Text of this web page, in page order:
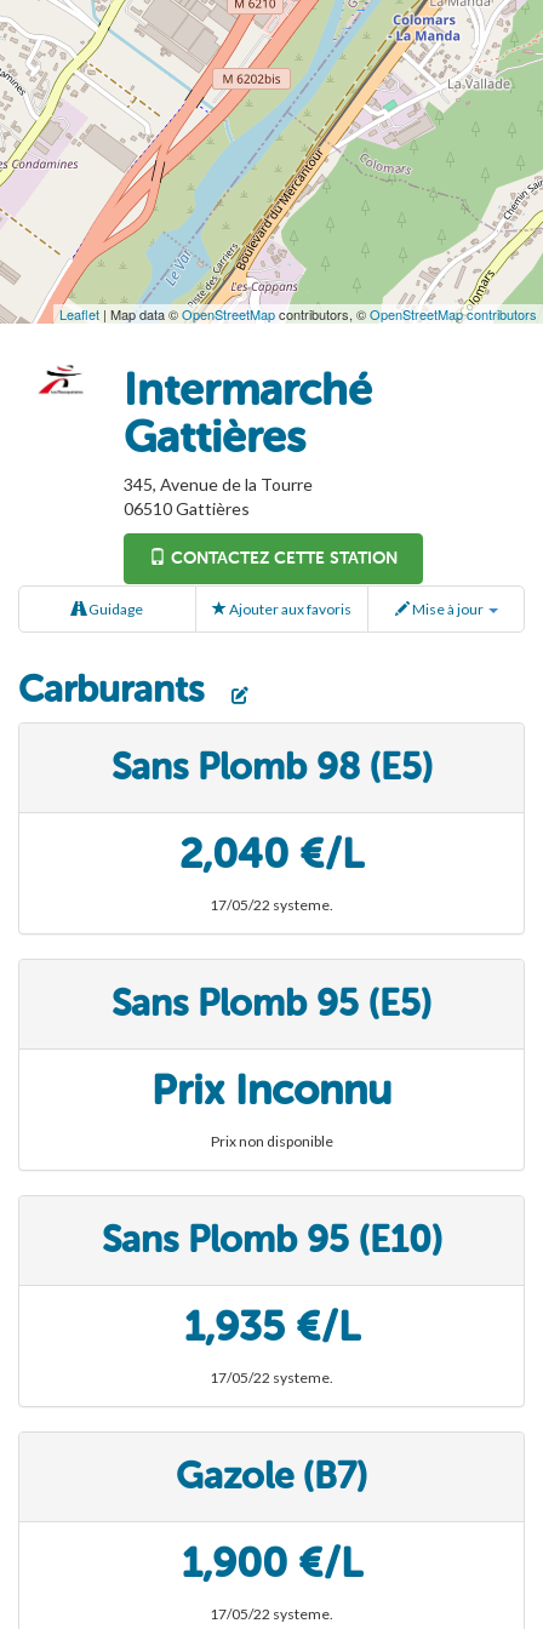
Leaflet | Map data ©OpenStreetMapcontributors, ©OpenStreetMap contributors
Intermarché
Gattières
345, Avenue de la Tourre
06510Gattières
CONTACTEZ CETTE STATION
Guidage Ajouter aux favoris Mise à jour
Carburants
Sans Plomb 98 (E5)
2,040 €/L
17/05/22 systeme.
Sans Plomb 95 (E5)
Prix Inconnu
Prix non disponible
Sans Plomb 95 (E10)
1,935 €/L
17/05/22 systeme.
Gazole (B7)
1,900 €/L
17/05/22 systeme.